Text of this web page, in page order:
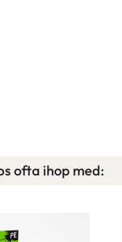
ofta ihop med: